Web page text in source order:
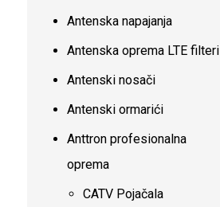
Antenska napajanja
Antenska oprema LTE filteri
Antenski nosači
Antenski ormarići
Anttron profesionalna
oprema
CATV Pojačala